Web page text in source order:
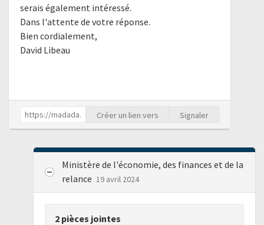
serais également intéressé.
Dans l'attente de votre réponse.
Bien cordialement,
David Libeau
Créer un lien vers Signaler
Ministère de l'économie, des finances et de la
relance 19 avril 2024
2 pièces jointes